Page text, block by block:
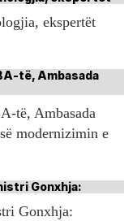
ekspertët
të, Ambasada
modernizimin e
Gonxhja: